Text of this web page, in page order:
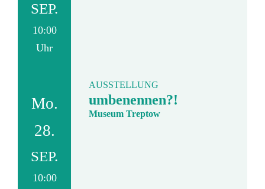
SEP.
10:00
Uhr
Mo.
28.
SEP.
10:00
AUSSTELLUNG
umbenennen?!
Museum Treptow